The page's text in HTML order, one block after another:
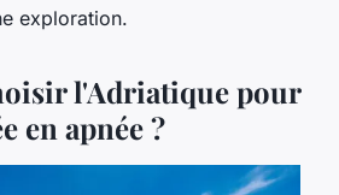
exploration.
l'Adriatique pour
en apnée ?